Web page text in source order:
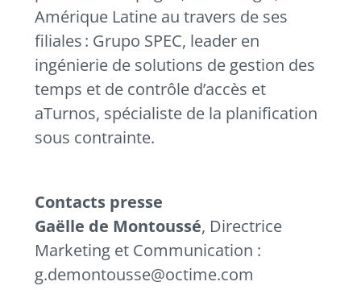
Amérique Latine au travers de ses
filiales : Grupo SPEC, leader en
ingénierie de solutions de gestion des
temps et de contrôle d’accès et
aTurnos, spécialiste de la planification
sous contrainte.
Contacts presse
Gaëlle de Montoussé, Directrice
Marketing et Communication :
g.demontousse@octime.com